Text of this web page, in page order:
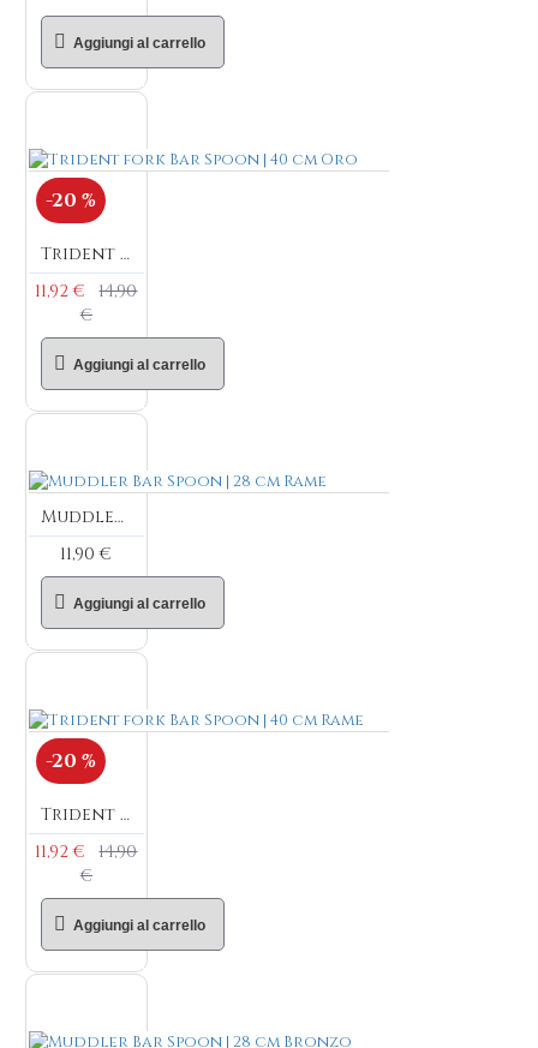
Aggiungi al carrello
-20 %
Trident fork Bar Spoon | 40 cm Oro
11,92 €
14,90
€
Aggiungi al carrello
Muddler Bar Spoon | 28 cm Rame
11,90 €
Aggiungi al carrello
-20 %
Trident fork Bar Spoon | 40 cm Rame
11,92 €
14,90
€
Aggiungi al carrello